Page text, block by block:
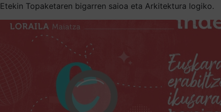
Etekin Topaketaren bigarren saioa eta Arkitektura logiko.